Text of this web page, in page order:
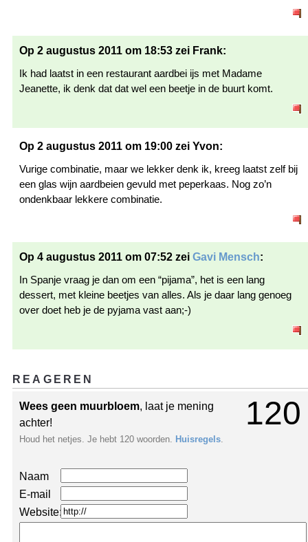
Op 2 augustus 2011 om 18:53 zei Frank:
Ik had laatst in een restaurant aardbei ijs met Madame
Jeanette, ik denk dat dat wel een beetje in de buurt komt.
Op 2 augustus 2011 om 19:00 zei Yvon:
Vurige combinatie, maar we lekker denk ik, kreeg laatst zelf bij
een glas wijn aardbeien gevuld met peperkaas. Nog zo’n
ondenkbaar lekkere combinatie.
Op 4 augustus 2011 om 07:52 zei Gavi Mensch:
In Spanje vraag je dan om een “pijama”, het is een lang
dessert, met kleine beetjes van alles. Als je daar lang genoeg
over doet heb je de pyjama vast aan;-)
REAGEREN
120
Wees geen muurbloem, laat je mening
achter!
Houd het netjes. Je hebt 120 woorden. Huisregels
Naam
E-mail
Website: